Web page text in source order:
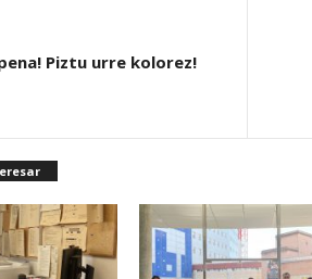
Piztu urre kolorez!